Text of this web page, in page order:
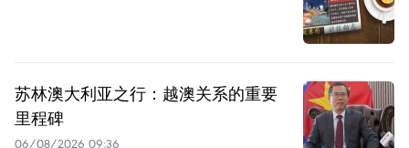
苏林澳大利亚之行：越澳关系的重要
里程碑
06/08/2026 09:36